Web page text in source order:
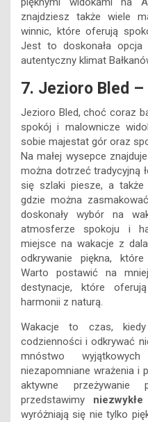
znajdziesz także wiele
winnic, które oferują
Jest to doskonała
autentyczny klimat
7. Jezioro Bled –
Jezioro Bled, choć coraz
spokój i malownicze
sobie majestat gór oraz
Na małej wysepce
można dotrzeć tradycyjną
się szlaki piesze, a także
gdzie można
doskonały wybór na
atmosferze spokoju i
miejsce na wakacje z
odkrywanie piękna,
Warto postawić na
destynacje, które
harmonii z naturą.
Wakacje to czas,
codzienności i odkrywać
mnóstwo
niezapomniane wrażenia i
aktywne
przedstawimy
wyróżniają się nie tylko